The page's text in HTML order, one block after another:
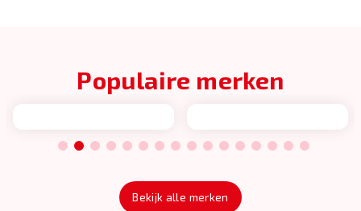
Populaire merken
1 2 3 4 5 6 7 8 9 10 11 12 13 14 15 16
Bekijk alle merken